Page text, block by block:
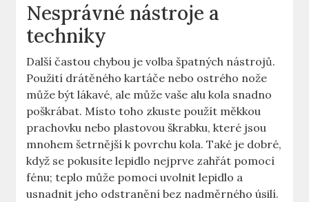
Nesprávné nástroje a
techniky
Další častou chybou je volba špatných nástrojů.
Použití drátěného kartáče nebo ostrého nože
může být lákavé, ale‌ může vaše alu kola snadno
poškrábat. Místo toho zkuste použít měkkou
prachovku ‍nebo ⁤plastovou⁣ škrabku, které jsou
⁣mnohem šetrnější k povrchu kola. Také je ⁤dobré,
když se pokusíte lepidlo⁢ nejprve zahřát pomocí
fénu; teplo může pomoci uvolnit lepidlo a
usnadnit jeho odstranění bez nadměrného úsilí.